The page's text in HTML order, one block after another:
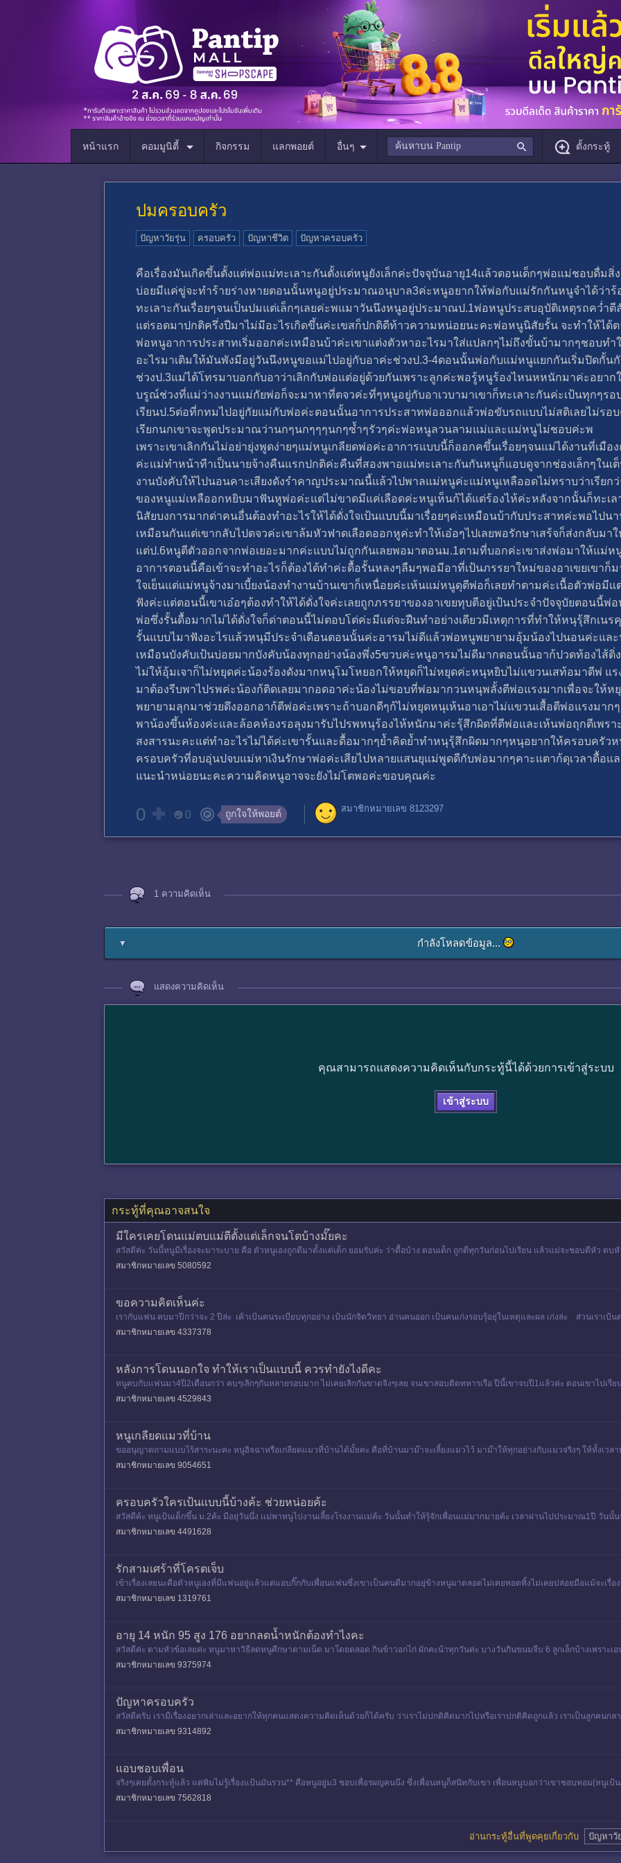
หน้าแรก คอมมูนิตี้ กิจกรรม แลกพอยต์ อื่นๆ ตั้งกระทู้
ปมครอบครัว
ปัญหาวัยรุ่น ครอบครัว ปัญหาชีวิต ปัญหาครอบครัว
คือเรื่องมันเกิดขึ้นตั้งแต่พ่อแม่ทะเลาะกันตั้งแต่หนูยังเล็กค่ะปัจจุบันอายุ14แล้วตอนเด็กๆพ่อแม่ชอบดื่มสิ่ง
บ่อยมีแค่ขู่จะทำร้ายร่างหายตอนนั้นหนูอยู่ประมาณอนุบาล3ค่ะหนูอยากให้พ่อกับแม่รักกันหนูจำได้ว่า
ทะเลาะกันเรื่อยๆจนเป็นปมแต่เล็กๆเลยค่ะพแมาวันนึงหนูอยู่ประมาณป.1พ่อหนูประสบอุบัติเหตุรถคว่ำ
แต่รอดมาปกติครึ่งปีมาไม่มีอะไรเกิดขึ้นค่ะเขสก็ปกติดีท้าวความหน่อยนะคะพ่อหนูนิสัยรั้น จะทำให้ได้
พ่อหนูอาการประสาทเริ่มออกค่ะเหมือนบ้าค่ะเขาแต่งตัวหาอะไรมาใส่แปลกๆไม่ถึงขั้นบ้ามากๆชอบท
อะไรมาเติมให้มันพังมีอยู่วันนึงหนูขอแม่ไปอยู่กับอาค่ะช่วงป.3-4ตอนนั้นพ่อกับแม่หนูแยกกันเริ่มปิดกั้
ช่วงป.3แม่ได้โทรมาบอกกับอาว่าเลิกกับพ่อแต่อยู่ด้วยกันเพราะลูกค่ะพอรู้หนูร้องไหนหหนักมาค่ะอยา
บรูณ์ช่วงที่แม่ว่างงานแม่กัยพ่อก็จะมาหาที่ตจวค่ะที่ๆหนูอยู่กับอาเวบามาเขาก็ทะเลาะกันค่ะเป้นทุกๆร
เรียนป.5ต่อที่กทมไปอยู่กัยแม่กับพ่อค่ะตอนนั้นอาการประสาทพ่อออกแล้วพ่อขับรถแบบไม่สติเลยไม่รอ
เรียกนกเขาจะพูดประมาณว่านกๆนกๆๆๆนกๆซ้ำๆรัวๆค่ะพ่อหนูลวนลามแม่และแม่หนูไม่ชอบค่ะพ
เพราะเขาเลิกกันไม่อย่ายุ่งพูดง่ายๆแม่หนูเกลียดพ่อค่ะอาการแบบนี้ก็ออกคขึ้นเรื่อยๆจนแม่ได้งานที่เมื
ค่ะแม่ทำหน้าทีาเป็นนายจ้างคืนแรกปกติค่ะคืนที่สองพาอแม่ทะเลาะกันกันหนูก็แอบดูจากช่องเล็กๆในเ
งานบังคับให้ไปนอนคาะเสียงดังรำคาญประมาณนี้แล้วไปพาลแม่หนูค่ะแม่หนูเหลืออดไม่ทราบว่าเรียก
ของหนูแม่เหลืออกหยิบมาฟันหูพ่อค่ะแต่ไม่ขาดมีแค่เลือดค่ะหนูเห็นก้ได้แต่ร้องไห้ค่ะหลังจากนั้นก็ทะเ
นิสัยบงการมากด่าคนอื่นต้องทำอะไรให้ได้ดั่งใจเป้นแบบนี้มาเรื่อยๆค่ะเหมือนบ้ากับประสาทค่ะพอไปนา
เหมือนกันแต่เขากลับไปตจวค่ะเขาล้มหัวฟาดเลือดออกหูค่ะทำให้เอ๋อๆไปเลยพอรักษาเสร้จก็ส่งกลับมา
แต่ป.6หนูตีตัวออกจากพ่อเยอะมากค่ะแบบไม่ถูกกันเลยพอมาตอนม.1ตามที่บอกค่ะเขาส่งพ่อมาให้แม่ห
อาการตอนนี้คือเข้าจะทำอะไรก็ต้องได้ทำค่ะดื้อรั้นหลงๆลืมๆพอมีอาที่เป้นภรรยาใหม่ของอาเขยเขาก็
ใจเย็นแต่แม่หนูจ้างมาเบี้ยงน้องทำงานบ้านเขาก็เหนื่อยค่ะเห้นแม่หนูดุตีพ่อก็เลยทำตามค่ะเนื้อตัวพ่อมี
ฟังค่ะแต่ตอนนี้เขาเอ๋อๆต้องทำให้ได้ดั่งใจค่ะเลยถูกภรรยาของอาเขยทุบตีอยู่เป้นประจำปัจจุบัยตอนนี้
พ่อซึ่งรั้นดื้อมากไม่ได้ดั่งใจก็ด่าตอนนี้ไม่ตอบโต่ค่ะมีแต่จะฝืนทำอย่างเดียวมีเหตุการที่ทำให้หนุรุ้สึกเ
รั้นแบบไมาฟังอะไรแล้วหนุมีประจำเดือนตอนนั้นค่ะอารมไม่ดีแล้วพ่อหนูพยายามอุ้มน้องไปนอนค่ะแล
เหมือนบังคับเป้นบ่อยมากบังคับน้องทุกอย่างน้องพึ่ง5ขวบค่ะหนูอารมไม่ดีมากตอนนั้นอาก้ปวดท้องไส้
ไม่ให้อุ้มเจาก็ไม่หยุดค่ะน้องร้องดังมากหนุโมโหยอกให้หยุดก็ไม่หยุดค่ะหนุหยิบไม่แขวนเสท้อมาตีพ่ แ
มาต้องรีบพาไปรพค่ะน้องก้ติดเลยมากอดอาค่ะน้องไม่ขอบที่พ่อมากวนหนุพลั้งตีพ่อแรงมากเพื่อจะให้
พยายามลุกมาช่วยดึงออกอาก้ตีพ่อค่ะเพราะถ้าบอกดีๆก้ไม่หยุดหนุเห้นอาเอาไม่แขวนเสื้อตีพ่อแรงมา
พาน้องขึ้นห้องค่ะและล้อคห้องรอลุงมารับไปรพหนุร้องไห้หนักมาค่ะรุ้สึกผิดที่ตีพ่อและเห้นพ่อถุกตีเพรา
สงสารนะคะแต่ทำอะไรไม่ได้ค่ะเขารั้นและดื้อมากๆย้ำคิดย้ำทำหนุรุ้สึกผิดมากๆหนุอยากให้ครอบครั
ครอบครัวที่อบอุ่นปจบแม่หาเงินรักษาพ่อค่ะเสียไปหลายแสนยุแม่พูดดีกับพ่อมากๆคาะแตาก้ดุเวลาดื้อ
แนะนำหน่อยนะคะความคิดหนูอาจจะยังไม่โตพอค่ะขอบคุณค่ะ
0 0 ถูกใจให้พอยต์ สมาชิกหมายเลข 8123297
1 ความคิดเห็น
▼ กำลังโหลดข้อมูล...
แสดงความคิดเห็น
คุณสามารถแสดงความคิดเห็นกับกระทู้นี้ได้ด้วยการเข้าสู่ระบบ
เข้าสู่ระบบ
กระทู้ที่คุณอาจสนใจ
มีใครเคยโดนแม่ตบแม่ตีตั้งแต่เล็กจนโตบ้างมั๊ยคะ
สวัสดีค่ะ วันนี้หนูมีเรื่องจะมาระบาย คือ ตัวหนูเองถูกตีมาตั้งแต่เด็ก ยอมรับค่ะ ว่าดื้อบ้าง ตอนเด็ก ถูกตีทุกวันก่อนไปเรียน แล้วแม่จะชอบตีหัว ต
ตอนนี้ 2
สมาชิกหมายเลข 5080592
ขอความคิดเห็นค่ะ
เรากับแฟน คบมาปีกว่าจะ 2 ปีล่ะ เค้าเป้นคนระเบียบทุกอย่าง เป้นนักจิตวิทยา อ่านคนออก เป้นคนเก่งรอบรุ้อยุ่ในเหตุและผล เก่งล่ะ ส่วนเราเป้น
สมาชิกหมายเลข 4337378
หลังการโดนนอกใจ ทำให้เราเป็นแบบนี้ ควรทำยังไงดีคะ
หนูคบกับแฟนมา4ปี2เดือนกว่า คบๆเลิกๆกันหลายรอบมาก ไม่เคยเลิกกันขาดจิงๆเลย จนเขาสอบติดทหารเรือ ปีนี้เขาจบปี1แล้วค่ะ ตอนเขาไปเ
มรุ่นพี่ปี2 เผื่อจะเห้น
สมาชิกหมายเลข 4529843
หนูเกลียดแมวที่บ้าน
ขออนุญาตถามแบบไร้สาระนะคะ หนูอิจฉาหรือเกลียดแมวที่บ้านได้มั้ยคะ คือที่บ้านมาม๊าจะเลี้ยงแมวไว้ มาม๊าให้ทุกอย่างกับแมวจริงๆ ให้ทั้งเว
ที่สุดแต่ทำไมลู
สมาชิกหมายเลข 9054651
ครอบครัวใครเป้นเเบบนี้บ้างค้ะ ช่วยหน่อยค้ะ
สวัสดีค้ะ หนูเป้นเด็กขึ้น ม.2ค้ะ มีอยุ่วันนึ่ง เเม่พาหนูไปงานเลี้ยงโรงงานเเม่ค้ะ วันนั้นทำให้รุ้จักเพื่อนเเม่มากมายค้ะ เวลาผ่านไปประมาณ1ปี วันนั้
สมาชิกหมายเลข 4491628
รักสามเศร้าที่โครตเจ็บ
เข้าเรื่องเลยนะคือตัวหนูเองที่มีแฟนอยู่แล้วแต่แอบกิ๊กกับเพื่อนแฟนซึ่งเขาเป็นคนดีมากอยุ่ข้างหนูมาตลอดไม่เคยทอดทิ้งไม่เคยปล่อยมือแม้จะเ
แล้วแน่นอนเขาก็
สมาชิกหมายเลข 1319761
อายุ 14 หนัก 95 สูง 176 อยากลดน้ำหนักต้องทำไงคะ
สวัสดีค่ะ ตามหัวข้อเลยค่ะ หนูมาหาวิธีลดหนูศึกษาตามเน็ต มาโดยตลอด กินข้าวอกไก่ ผักคะน้าทุกวันค่ะ บางวันกินขนมจีบ 6 ลูกเล็กบ้างเพราะ
ข้าวเย็นจำเป็นต
สมาชิกหมายเลข 9375974
ปัญหาครอบครัว
สวัสดีครับ เรามีเรื่องอยากเล่าและอยากให้ทุกคนแสดงความคิดเห็นด้วยก็ได้ครับ ว่าเราไม่ปกติคิดมากไปหรือเราปกติคิดถูกแล้ว เราเป็นลูกคนก
ลอดเวลา แม้กระท
สมาชิกหมายเลข 9314892
แอบชอบเพื่อน
จริงๆเคยตั้งกระทู้แล้ว แต่พิมไม่รู้เรื่องแป้นมันรวน** คือหนูอยู่ม3 ชอบเพื่อรผญคนนึง ซึ่งเพื่อนหนูก็สนิทกับเขา เพื่อนหนูบอกว่าเขาชอบทอม(หนู
ล้ว ช่ว
สมาชิกหมายเลข 7562818
อ่านกระทู้อื่นที่พูดคุยเกี่ยวกับ ปัญหาวั